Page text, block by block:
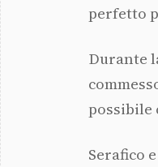
perfetto
Durante
possibile
Serafico